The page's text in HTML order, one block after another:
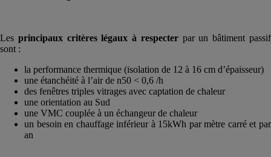
Les principaux critères légaux à respecterpar un bâtiment passif
sont :
la performance thermique (isolation de 12 à 16 cm d’épaisseur)
une étanchéité à l’air de n50 < 0,6 /h
des fenêtres triples vitrages avec captation de chaleur
une orientation au Sud
une VMC couplée à un échangeur de chaleur
un besoin en chauffage inférieur à 15kWh par mètre carré et par
an